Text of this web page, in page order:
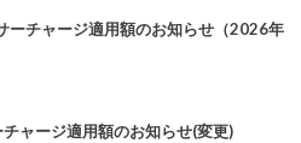
ーチャージ適用額のお知らせ（2026年
ャージ適用額のお知らせ(変更)